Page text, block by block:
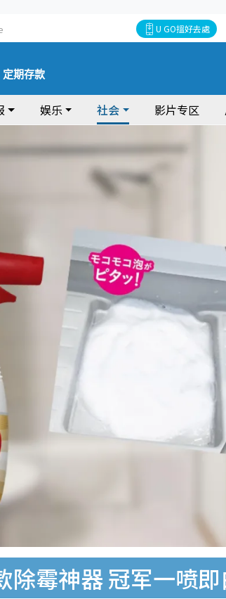
U GO搵好去處
定期存款
娱乐 社会 影片专区
霉神器 冠军一喷